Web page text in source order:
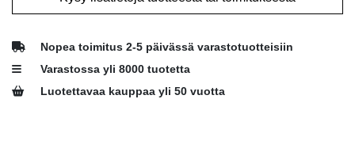
Nopea toimitus 2-5 päivässä varastotuotteisiin
Varastossa yli 8000 tuotetta
Luotettavaa kauppaa yli 50 vuotta